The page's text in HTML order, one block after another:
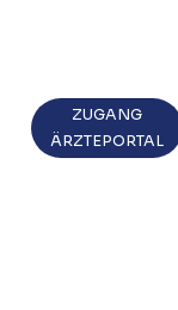
ZUGANG
ÄRZTEPORTAL